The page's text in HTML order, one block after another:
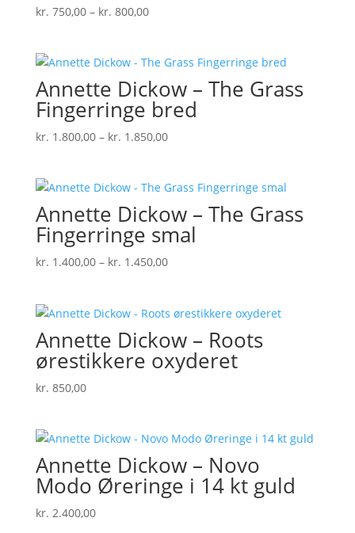
kr. 750,00 – kr. 800,00Prisinterval:
kr. 800,00
Annette Dickow – The Grass
Fingerringe bred
kr. 1.800,00 – kr. 1.850,00Prisinterval:
kr. 1.850,00
Annette Dickow – The Grass
Fingerringe smal
kr. 1.400,00 – kr. 1.450,00Prisinterval:
kr. 1.450,00
Annette Dickow – Roots
ørestikkere oxyderet
kr. 850,00
Annette Dickow – Novo
Modo Øreringe i 14 kt guld
kr. 2.400,00